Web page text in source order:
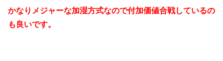
かなりメジャーな加湿方式なので付加価値合戦しているの
も良いです。